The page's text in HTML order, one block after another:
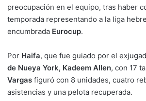
preocupación en el equipo, tras haber
temporada representando a la liga
encumbrada Eurocup.
Por Haifa, que fue guiado por el
de Nueya York, Kadeem Allen, con 17
Vargas figuró con 8 unidades, cuatro
asistencias y una pelota recuperada.